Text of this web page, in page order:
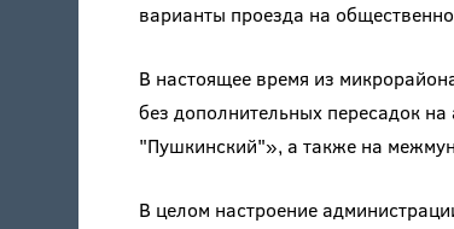
варианты проезда на
В настоящее время из
без дополнительных пересадок
"Пушкинский"», а также на
В целом настроение